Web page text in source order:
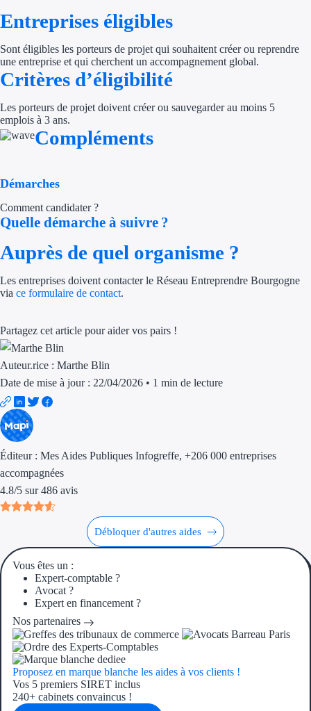
Solutions MAPi
Trouvez des idées de
Aides Région
Aides Région
Aides Région
Entreprises éligibles
Sont éligibles les porteurs de projet qui souhaitent créer ou reprendre
une entreprise et qui cherchent un accompagnement global.
Critères d’éligibilité
Les porteurs de projet doivent créer ou sauvegarder au moins 5
emplois à 3 ans.
Compléments
Démarches
Comment candidater ?
Quelle démarche à suivre ?
Auprès de quel organisme ?
Les entreprises doivent contacter le Réseau Entreprendre Bourgogne
via ce formulaire de contact.
Partagez cet article pour aider vos pairs !
Auteur.rice : Marthe Blin
Date de mise à jour : 22/04/2026 • 1 min de lecture
Éditeur : Mes Aides Publiques Infogreffe, +206 000 entreprises
accompagnées
4.8/5 sur 486 avis
Débloquer d'autres aides
Vous êtes un :
Expert-comptable ?
Avocat ?
Expert en financement ?
Nos partenaires
Proposez en marque blanche les aides à vos clients !
Vos 5 premiers SIRET inclus
240+ cabinets convaincus !